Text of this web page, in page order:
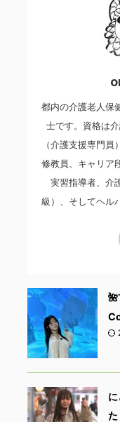
都内の介護老人保
士です。資格は
（介護支援専門
修教員、キャリア
実習指導者、介
級）、そしてヘル